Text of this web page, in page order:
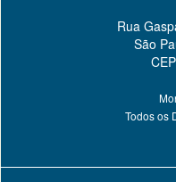
Rua
São
Todos os